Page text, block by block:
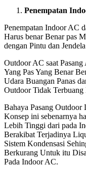
Penempatan
Penempatan Indoor AC
Harus benar Benar pas
dengan Pintu dan
Outdoor AC saat
Yang Pas Yang Benar
Udara Buangan Panas
Outdoor Tidak
Bahaya Pasang
Konsep ini sebenarnya
Lebih Tinggi dari pada
Berakibat Terjadinya
Sistem Kondensasi
Berkurang Untuk itu
Pada Indoor AC.